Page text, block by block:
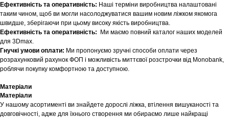
Ефективність та оперативність: Наші терміни виробництва налаштовані
таким чином, щоб ви могли насолоджуватися вашим новим ліжком якомога
швидше, зберігаючи при цьому високу якість виробництва.
Ефективність та оперативність:
Ми маємо повний каталог наших моделей
для 3Dmax.
Гнучкі умови оплати: Ми пропонуємо зручні способи оплати через
розрахунковий рахунок ФОП і можливість миттєвої розстрочки від Monobank,
роблячи покупку комфортною та доступною.
Матеріали
Матеріали
У нашому асортименті ви знайдете дорослі ліжка, втілення вишуканості та
довговічності, адже для їхнього створення ми обираємо лише найкращі